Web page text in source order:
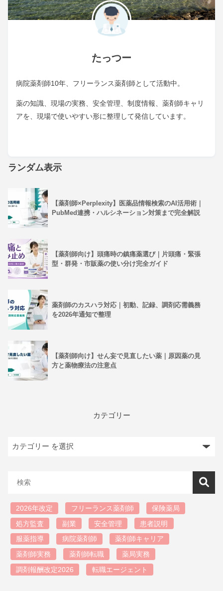
たっつー
病院薬剤師10年、フリーランス薬剤師として活動中。
薬の知識、現場の実務、安全管理、制度情報、薬剤師キャリ
アを、現場で使いやすい形に整理して発信しています。
ランダム表示
【薬剤師×Perplexity】医薬品情報検索のAI活用術｜
PubMed連携・ハルシネーション対策まで完全解説
【薬剤師向け】頭痛時の鎮痛薬選び｜片頭痛・緊張
型・群発・市販薬の使い分け完全ガイド
薬剤師のカスハラ対応｜初動、記録、調剤応需義務
を2026年通知で整理
【薬剤師向け】せん妄で見直したい薬｜原因薬の見
方と薬物療法の注意点
カテゴリー
2026年改定 フリーランス薬剤師
保険薬局
処方監査
副業 安全管理
患者説明
服薬指導
病院薬剤師
薬剤師キャリア
薬剤師実務
薬剤師転職
薬局実務
調剤報酬改定2026
転職エージェント